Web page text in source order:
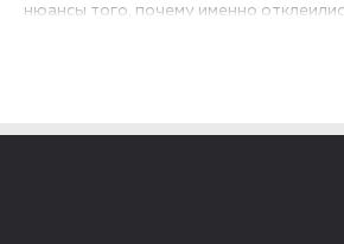
нюансы того, почему именно